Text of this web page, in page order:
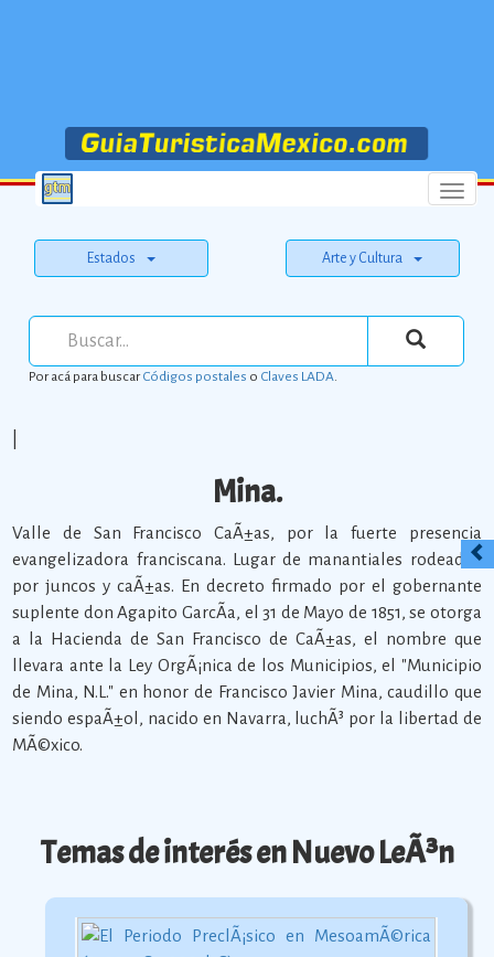
Menu
Estados Arte y Cultura
Por acá para buscarCódigos postales o Claves LADA.
Mina.
Valle de San Francisco CaÃ±as, por la fuerte presencia
evangelizadora franciscana. Lugar de manantiales rodeados
por juncos y caÃ±as. En decreto firmado por el gobernante
suplente don Agapito GarcÃ­a, el 31 de Mayo de 1851, se otorga
a la Hacienda de San Francisco de CaÃ±as, el nombre que
llevara ante la Ley OrgÃ¡nica de los Municipios, el "Municipio
de Mina, N.L." en honor de Francisco Javier Mina, caudillo que
siendo espaÃ±ol, nacido en Navarra, luchÃ³ por la libertad de
MÃ©xico.
Temas de interés en Nuevo LeÃ³n